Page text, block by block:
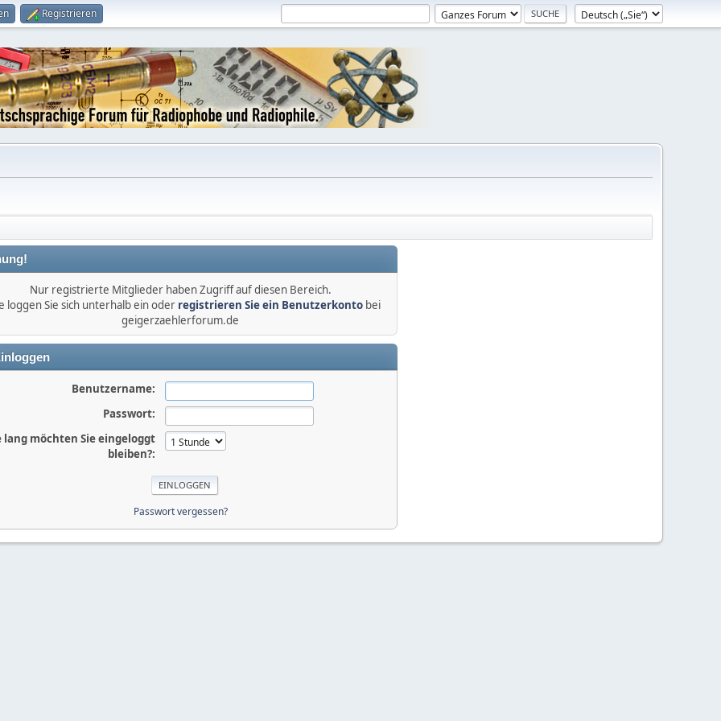
Registrieren
Nur registrierte Mitglieder haben Zugriff auf diesen Bereich.
loggen Sie sich unterhalb ein oder registrieren Sie ein Benutzerkontobei
geigerzaehlerforum.de
Benutzername:
Passwort:
lang möchten Sie eingeloggt
bleiben?:
Passwort vergessen?